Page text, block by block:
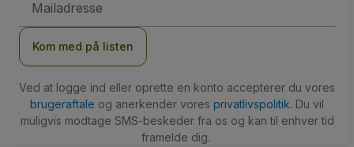
adresse
Kom med på listen
Ved at logge ind eller oprette en konto accepterer du vores
brugeraftale og anerkender vores privatlivspolitik. Du vil
muligvis modtage SMS-beskeder fra os og kan til enhver tid
framelde dig.